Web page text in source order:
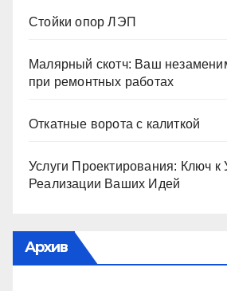
Стойки опор ЛЭП
Малярный скотч: Ваш
при ремонтных работах
Откатные ворота с калиткой
Услуги Проектирования: Ключ
Реализации Ваших Идей
Архив